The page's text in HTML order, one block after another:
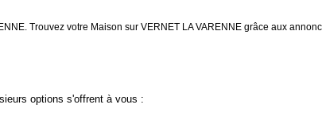
Trouvez votre Maison sur VERNET LA VARENNE grâce aux
options s'offrent à vous :